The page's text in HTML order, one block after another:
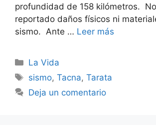
profundidad de 158 kilómetros.
reportado daños físicos ni
sismo. Ante … Leer más
Categorías
La Vida
Etiquetas
sismo,Tacna,Tarata
Deja un comentario